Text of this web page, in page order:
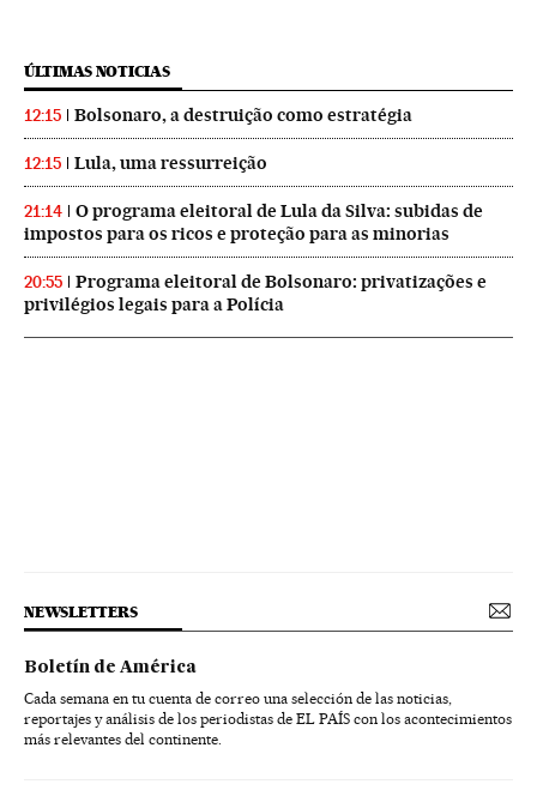
ÚLTIMAS NOTICIAS
12:15 Bolsonaro, a destruição como estratégia
12:15 Lula, uma ressurreição
21:14
O programa eleitoral de Lula da Silva: subidas de
impostos para os ricos e proteção para as minorias
20:55
Programa eleitoral de Bolsonaro: privatizações e
privilégios legais para a Polícia
NEWSLETTERS
Boletín de América
Cada semana en tu cuenta de correo una selección de las noticias,
reportajes y análisis de los periodistas de EL PAÍS con los acontecimientos
más relevantes del continente.